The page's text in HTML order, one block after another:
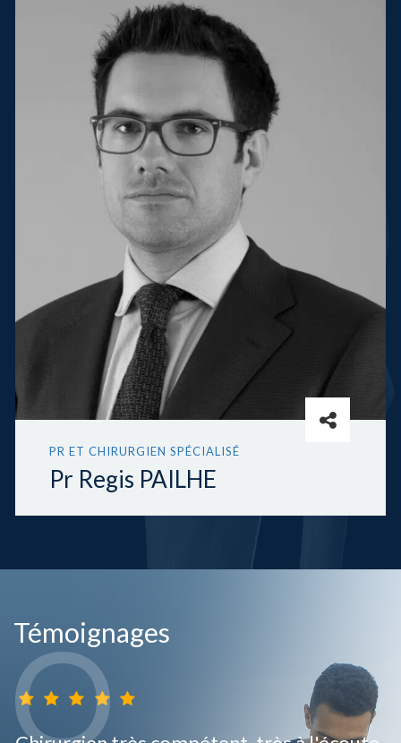
PR ET CHIRURGIEN SPÉCIALISÉ
Pr Regis PAILHE
Témoignages